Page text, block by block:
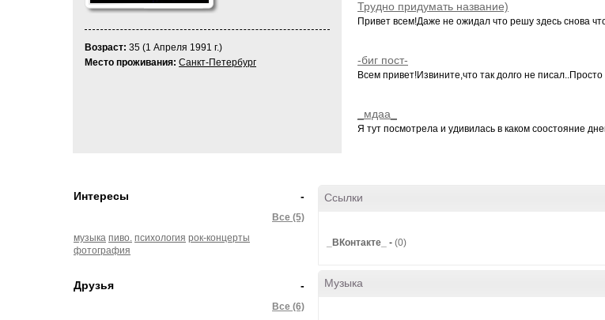
Возраст: 35 (1 Апреля 1991 г.)
Место проживания: Санкт-Петербург
Трудно придумать название)
Привет всем!Даже не ожидал что решу здесь снова
-биг пост-
Всем привет!Извините,что так долго не
_мдаа_
Я тут посмотрела и удивилась в каком соостояние
-
Интересы
Все (5)
музыка пиво. психология рок-концерты
фотография
-
Друзья
Все (6)
Ссылки
_ВКонтакте_ - (0)
Музыка